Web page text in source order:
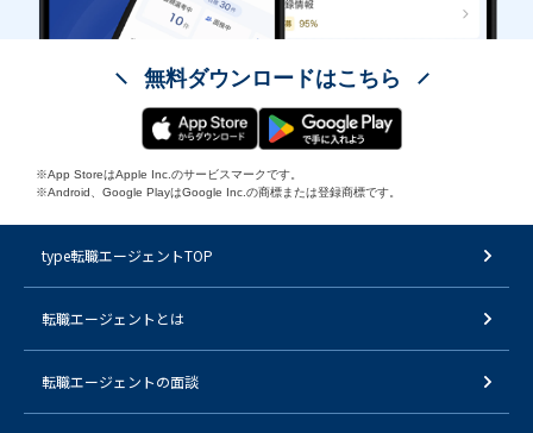
無料ダウンロードはこちら
※App StoreはApple Inc.のサービスマークです。
※Android、Google PlayはGoogle Inc.の商標または登録商標です。
type転職エージェントTOP
転職エージェントとは
転職エージェントの面談